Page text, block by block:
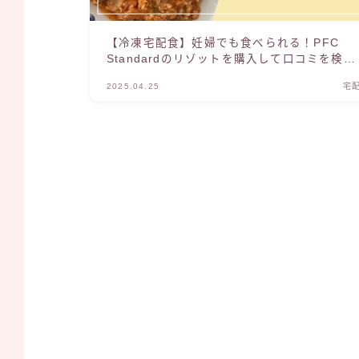
【冷凍宅配食】妊婦でも食べられる！PFC
Standardのリゾットを購入して口コミを検証
2025.04.25 宅